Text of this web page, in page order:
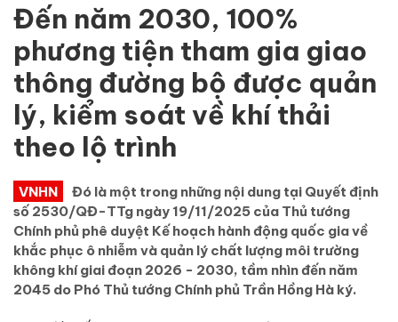
Đến năm 2030, 100%
phương tiện tham gia giao
thông đường bộ được quản
lý, kiểm soát về khí thải
theo lộ trình
VNHN
Đó là một trong những nội dung tại Quyết định
số 2530/QĐ-TTg ngày 19/11/2025 của Thủ tướng
Chính phủ phê duyệt Kế hoạch hành động quốc gia về
khắc phục ô nhiễm và quản lý chất lượng môi trường
không khí giai đoạn 2026 - 2030, tầm nhìn đến năm
2045 do Phó Thủ tướng Chính phủ Trần Hồng Hà ký.